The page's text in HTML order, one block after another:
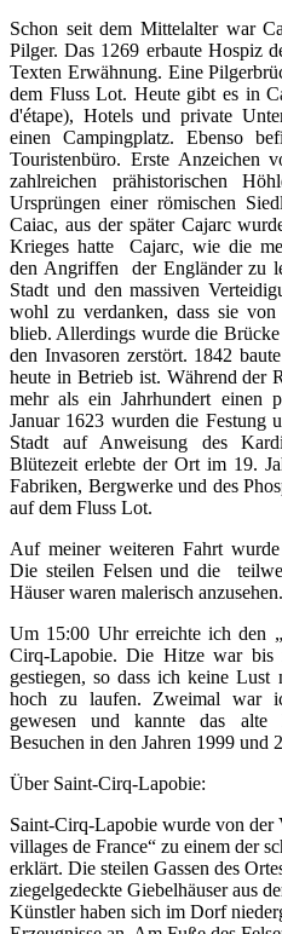
Schon seit dem Mittelalter war
Pilger. Das 1269 erbaute Hospiz
Texten Erwähnung. Eine
dem Fluss Lot. Heute gibt es in
d'étape), Hotels und private
einen Campingplatz. Ebenso
Touristenbüro. Erste Anzeichen
zahlreichen prähistorischen
Ursprüngen einer römischen
Caiac, aus der später Cajarc
Krieges hatte Cajarc, wie die
den Angriffen der Engländer zu
Stadt und den massiven
wohl zu verdanken, dass sie von
blieb. Allerdings wurde die
den Invasoren zerstört. 1842
heute in Betrieb ist. Während der
mehr als ein Jahrhundert einen
Januar 1623 wurden die Festung
Stadt auf Anweisung des
Blütezeit erlebte der Ort im 19.
Fabriken, Bergwerke und des
auf dem Fluss Lot.
Auf meiner weiteren Fahrt
Die steilen Felsen und die
Häuser waren malerisch anzusehen.
Um 15:00 Uhr erreichte ich den
Cirq-Lapobie. Die Hitze war bis
gestiegen, so dass ich keine
hoch zu laufen. Zweimal war
gewesen und kannte das alte
Besuchen in den Jahren 1999 und
Über Saint-Cirq-Lapobie:
Saint-Cirq-Lapobie wurde von der
villages de France“ zu einem der
erklärt. Die steilen Gassen des
ziegelgedeckte Giebelhäuser aus
Künstler haben sich im Dorf